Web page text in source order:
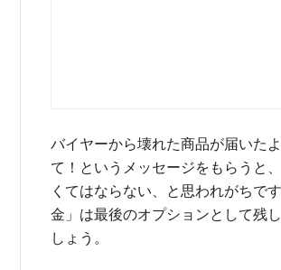
バイヤーから壊れた商品が届いた
て！というメッセージをもらうと
くてはならない、と思われがちで
金」は最後のオプションとして残
しょう。